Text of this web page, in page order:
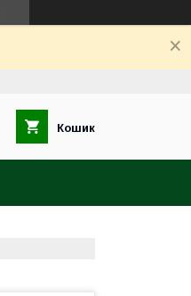
Кошик